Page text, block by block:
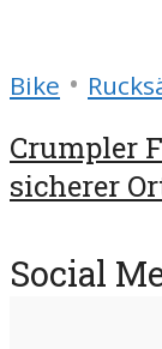
Bike •
Crumpler
sicherer
Social